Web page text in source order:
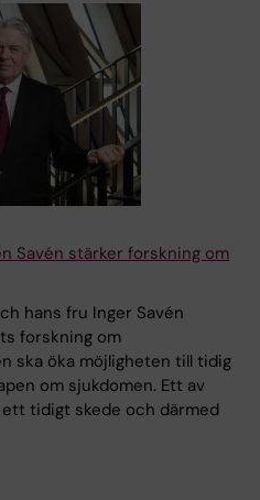
Savén stärker forskning om
hans fru Inger Savén
forskning om
ska öka möjligheten till tidig
om sjukdomen. Ett av
tidigt skede och därmed